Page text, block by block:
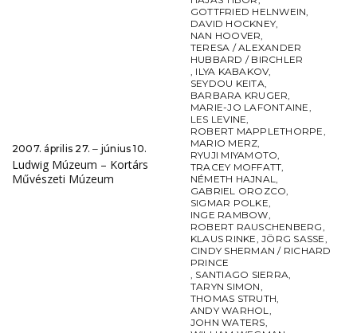
2007. április 27. ‒ június 10.
Ludwig Múzeum – Kortárs
Művészeti Múzeum
GOTTFRIED HELNWEIN,
DAVID HOCKNEY,
NAN HOOVER,
TERESA / ALEXANDER
HUBBARD / BIRCHLER
, ILYA KABAKOV,
SEYDOU KEITA,
BARBARA KRUGER,
MARIE-JO LAFONTAINE,
LES LEVINE,
ROBERT MAPPLETHORPE,
MARIO MERZ,
RYUJI MIYAMOTO,
TRACEY MOFFATT,
NÉMETH HAJNAL,
GABRIEL OROZCO,
SIGMAR POLKE,
INGE RAMBOW,
ROBERT RAUSCHENBERG,
KLAUS RINKE,JÖRG SASSE,
CINDY SHERMAN / RICHARD
PRINCE
, SANTIAGO SIERRA,
TARYN SIMON,
THOMAS STRUTH,
ANDY WARHOL,
JOHN WATERS,